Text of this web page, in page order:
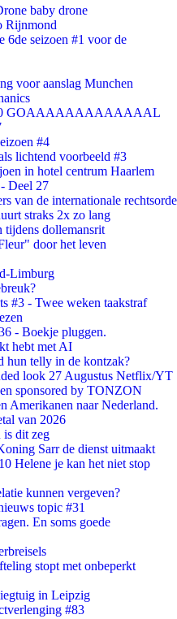
baby drone
Rijnmond
seizoen #1 voor de
voor aanslag Munchen
GOAAAAAAAAAAAAAL
#4
lichtend voorbeeld #3
in hotel centrum Haarlem
Deel 27
van de internationale rechtsorde
straks 2x zo lang
dollemansrit
door het leven
Limburg
#3 - Twee weken taakstraf
- Boekje pluggen.
hebt met AI
hun telly in de kontzak?
look 27 Augustus Netflix/YT
sponsored by TONZON
Amerikanen naar Nederland.
van 2026
is dit zeg
Sarr de dienst uitmaakt
Helene je kan het niet stop
kunnen vergeven?
topic #31
En soms goede
stopt met onbeperkt
in Leipzig
#83